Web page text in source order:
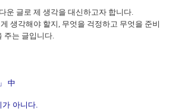
운 글로 제 생각을 대신하고자 합니다.
생각해야 할지, 무엇을 걱정하고 무엇을 준비
주는 글입니다.
中
아니다.